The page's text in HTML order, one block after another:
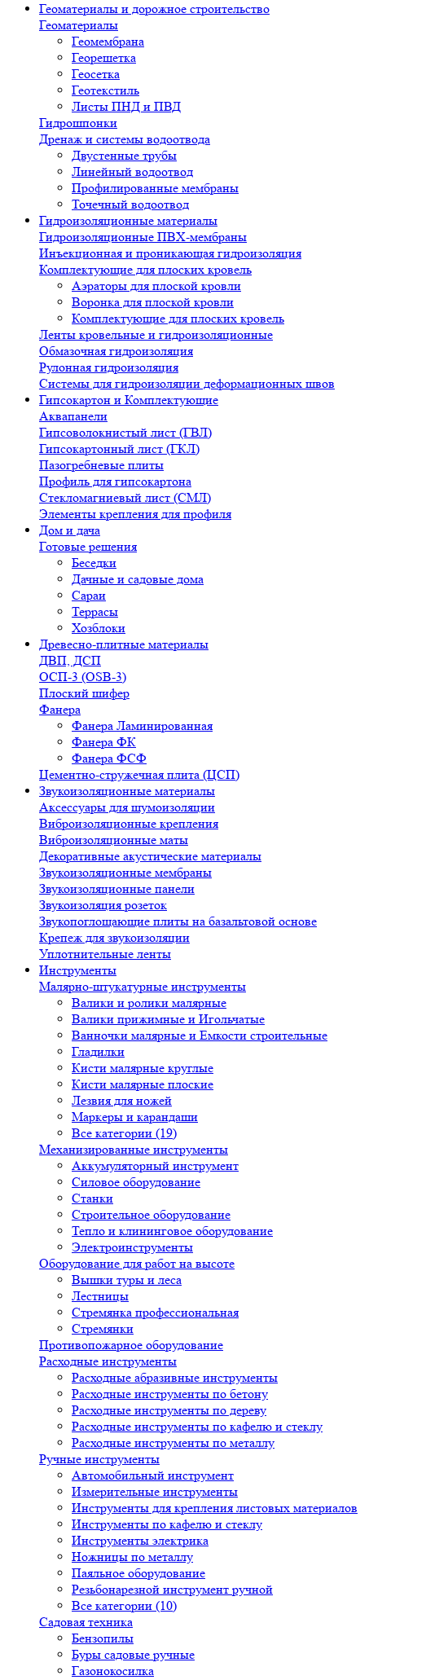
Геоматериалы и дорожное строительство
Геоматериалы
Геомембрана
Георешетка
Геосетка
Геотекстиль
Листы ПНД и ПВД
Гидрошпонки
Дренаж и системы водоотвода
Двустенные трубы
Линейный водоотвод
Профилированные мембраны
Точечный водоотвод
Гидроизоляционные материалы
Гидроизоляционные ПВХ-мембраны
Инъекционная и проникающая гидроизоляция
Комплектующие для плоских кровель
Аэраторы для плоской кровли
Воронка для плоской кровли
Комплектующие для плоских кровель
Ленты кровельные и гидроизоляционные
Обмазочная гидроизоляция
Рулонная гидроизоляция
Системы для гидроизоляции деформационных швов
Гипсокартон и Комплектующие
Аквапанели
Гипсоволокнистый лист (ГВЛ)
Гипсокартонный лист (ГКЛ)
Пазогребневые плиты
Профиль для гипсокартона
Стекломагниевый лист (СМЛ)
Элементы крепления для профиля
Дом и дача
Готовые решения
Беседки
Дачные и садовые дома
Сараи
Террасы
Хозблоки
Древесно-плитные материалы
ДВП, ДСП
ОСП-3 (OSB-3)
Плоский шифер
Фанера
Фанера Ламинированная
Фанера ФК
Фанера ФСФ
Цементно-стружечная плита (ЦСП)
Звукоизоляционные материалы
Аксессуары для шумоизоляции
Виброизоляционные крепления
Виброизоляционные маты
Декоративные акустические материалы
Звукоизоляционные мембраны
Звукоизоляционные панели
Звукоизоляция розеток
Звукопоглощающие плиты на базальтовой основе
Крепеж для звукоизоляции
Уплотнительные ленты
Инструменты
Малярно-штукатурные инструменты
Валики и ролики малярные
Валики прижимные и Игольчатые
Ванночки малярные и Емкости строительные
Гладилки
Кисти малярные круглые
Кисти малярные плоские
Лезвия для ножей
Маркеры и карандаши
Все категории (19)
Механизированные инструменты
Аккумуляторный инструмент
Силовое оборудование
Станки
Строительное оборудование
Тепло и клининговое оборудование
Электроинструменты
Оборудование для работ на высоте
Вышки туры и леса
Лестницы
Стремянка профессиональная
Стремянки
Противопожарное оборудование
Расходные инструменты
Расходные абразивные инструменты
Расходные инструменты по бетону
Расходные инструменты по дереву
Расходные инструменты по кафелю и стеклу
Расходные инструменты по металлу
Ручные инструменты
Автомобильный инструмент
Измерительные инструменты
Инструменты для крепления листовых материалов
Инструменты по кафелю и стеклу
Инструменты электрика
Ножницы по металлу
Паяльное оборудование
Резьбонарезной инструмент ручной
Все категории (10)
Садовая техника
Бензопилы
Буры садовые ручные
Газонокосилка